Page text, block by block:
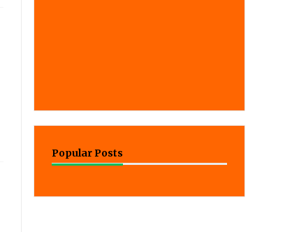
Popular Posts